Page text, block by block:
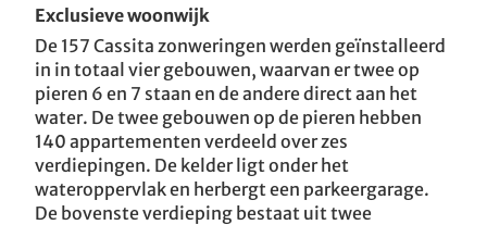
EFH Biberach / D
ASV Keulen / D
Villa T / CZ
Exclusieve woonwijk
De 157 Cassita zonweringen werden geïnstalleerd
in in totaal vier gebouwen, waarvan er twee op
pieren 6 en 7 staan en de andere direct aan het
water. De twee gebouwen op de pieren hebben
140 appartementen verdeeld over zes
verdiepingen. De kelder ligt onder het
wateroppervlak en herbergt een parkeergarage.
De bovenste verdieping bestaat uit twee